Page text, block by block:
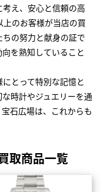
え、安心と信頼の高
のお客様が当店の買
の努力と献身の証で
を熟知していること
とって特別な記憶と
時計やジュエリーを通
石広場は、これからも
取商品一覧